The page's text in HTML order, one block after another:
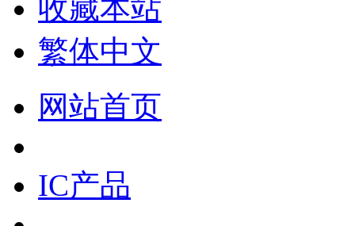
收藏本站
繁体中文
网站首页
IC产品